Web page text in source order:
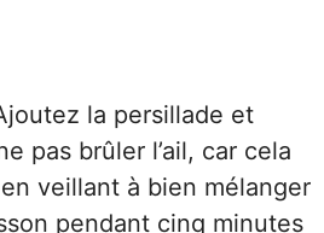
la persillade et
pas brûler l’ail, car cela
veillant à bien mélanger
pendant cinq minutes